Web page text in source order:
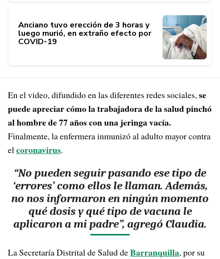
Anciano tuvo erección de 3 horas y
luego murió, en extraño efecto por
COVID-19
En el video, difundido en las diferentes redes sociales,se
puede apreciar cómo la trabajadora de la salud pinchó
al hombre de 77 años con una jeringa vacía.
Finalmente, la enfermera inmunizó al adulto mayor contra
elcoronavirus.
“No pueden seguir pasando ese tipo de
‘errores’ como ellos le llaman. Además,
no nos informaron en ningún momento
qué dosis y qué tipo de vacuna le
aplicaron a mi padre”, agregó Claudia.
La Secretaría Distrital de Salud deBarranquilla, por su